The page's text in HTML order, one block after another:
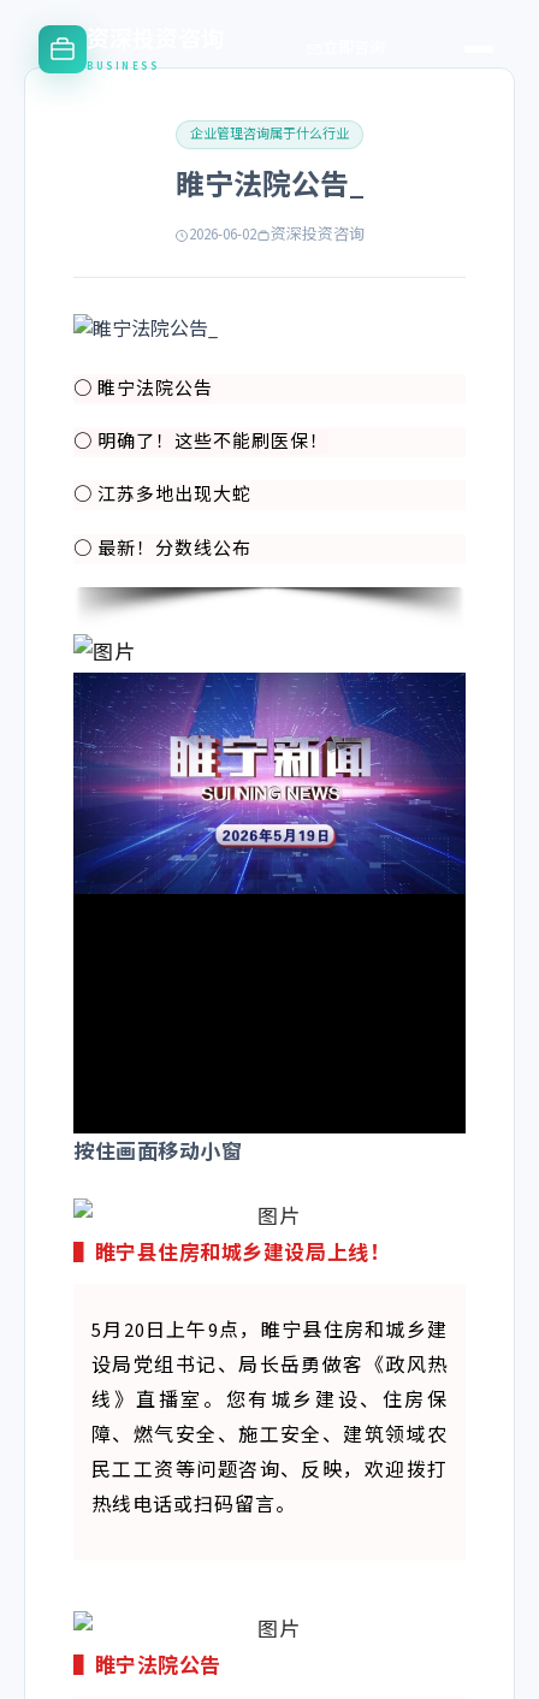
资深投资咨询
BUSINESS
企业管理咨询属于什么行业
睢宁法院公告_
2026-06-02 资深投资咨询
○ 睢宁法院公告
○ 明确了！这些不能刷医保！
○ 江苏多地出现大蛇
○ 最新！分数线公布
倍速
2.0X
1.5X
1.0X
0.75X
0.5X
语言
多音轨
静音播放中，点击
网页全屏
按住画面移动小窗
▌睢宁县住房和城乡建设局上线！
5月20日上午9点，睢宁县住房和城乡建
设局党组书记、局长岳勇做客《政风热
线》直播室。您有城乡建设、住房保
障、燃气安全、施工安全、建筑领域农
民工工资等问题咨询、反映，欢迎拨打
热线电话或扫码留言。
睢宁法院公告